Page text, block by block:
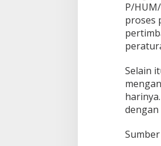
i
P/
proses
Selain
dengan